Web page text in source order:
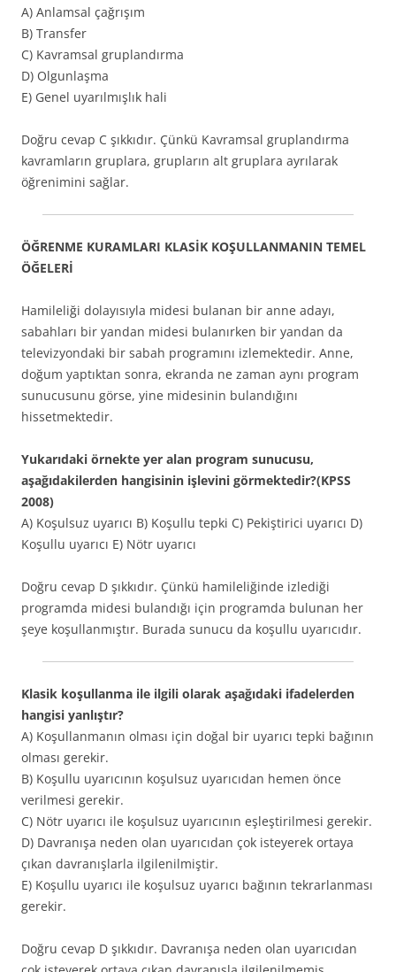
A) Anlamsal çağrışım
B) Transfer
C) Kavramsal gruplandırma
D) Olgunlaşma
E) Genel uyarılmışlık hali
Doğru cevap C şıkkıdır. Çünkü Kavramsal gruplandırma
kavramların gruplara, grupların alt gruplara ayrılarak
öğrenimini sağlar.
ÖĞRENME KURAMLARI KLASİK KOŞULLANMANIN TEMEL
ÖĞELERİ
Hamileliği dolayısıyla midesi bulanan bir anne adayı,
sabahları bir yandan midesi bulanırken bir yandan da
televizyondaki bir sabah programını izlemektedir. Anne,
doğum yaptıktan sonra, ekranda ne zaman aynı program
sunucusunu görse, yine midesinin bulandığını
hissetmektedir.
Yukarıdaki örnekte yer alan program sunucusu,
aşağıdakilerden hangisinin işlevini görmektedir?(KPSS
2008)
A) Koşulsuz uyarıcı B) Koşullu tepki C) Pekiştirici uyarıcı D)
Koşullu uyarıcı E) Nötr uyarıcı
Doğru cevap D şıkkıdır. Çünkü hamileliğinde izlediği
programda midesi bulandığı için programda bulunan her
şeye koşullanmıştır. Burada sunucu da koşullu uyarıcıdır.
Klasik koşullanma ile ilgili olarak aşağıdaki ifadelerden
hangisi yanlıştır?
A) Koşullanmanın olması için doğal bir uyarıcı tepki bağının
olması gerekir.
B) Koşullu uyarıcının koşulsuz uyarıcıdan hemen önce
verilmesi gerekir.
C) Nötr uyarıcı ile koşulsuz uyarıcının eşleştirilmesi gerekir.
D) Davranışa neden olan uyarıcıdan çok isteyerek ortaya
çıkan davranışlarla ilgilenilmiştir.
E) Koşullu uyarıcı ile koşulsuz uyarıcı bağının tekrarlanması
gerekir.
Doğru cevap D şıkkıdır. Davranışa neden olan uyarıcıdan